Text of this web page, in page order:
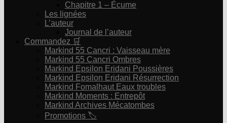
Chapitre 1 – Écume
Les lignées
L’auteur
Journal de l’auteur
Commandez 🛒
Markind 55 Cancri : Vaisseau mère
Markind 55 Cancri Ombres
Markind Epsilon Eridani Poussières
Markind Epsilon Eridani Résurrection
Markind Fomalhaut Eaux troubles
Markind Moments : Entrepôt
Markind Archives Mécatombes
Promotions 🏷